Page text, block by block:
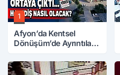
1
Afyon’da Kentsel
Dönüşüm’de Ayrıntılar
Nasıl Olacak?